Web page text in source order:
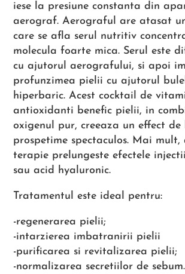
iese la presiune constanta din
aerograf. Aerograful are atasat
care se afla serul nutritiv
molecula foarte mica. Serul este
cu ajutorul aerografului, si apoi
profunzimea pielii cu ajutorul
hiperbaric. Acest cocktail de
antioxidanti benefic pielii, in
oxigenul pur, creeaza un effect
prospetime spectaculos. Mai mult,
terapie prelungeste efectele
sau acid hyaluronic.
Tratamentul este ideal pentru:
-regenerarea pielii;
-intarzierea imbatranirii pielii
-purificarea si revitalizarea pielii;
-normalizarea secretiilor de sebum.